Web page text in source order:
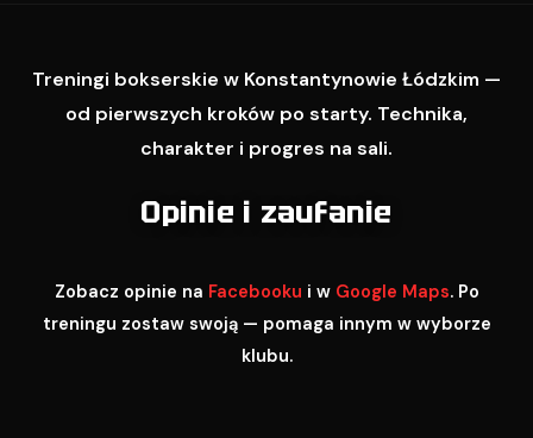
Treningi bokserskie w Konstantynowie Łódzkim —
od pierwszych kroków po starty. Technika,
charakter i progres na sali.
Opinie i zaufanie
Zobacz opinie na Facebooku i w Google Maps. Po
treningu zostaw swoją — pomaga innym w wyborze
klubu.